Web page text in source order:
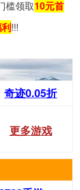
槛领取10元首
!!!
奇迹0.05折
更多游戏